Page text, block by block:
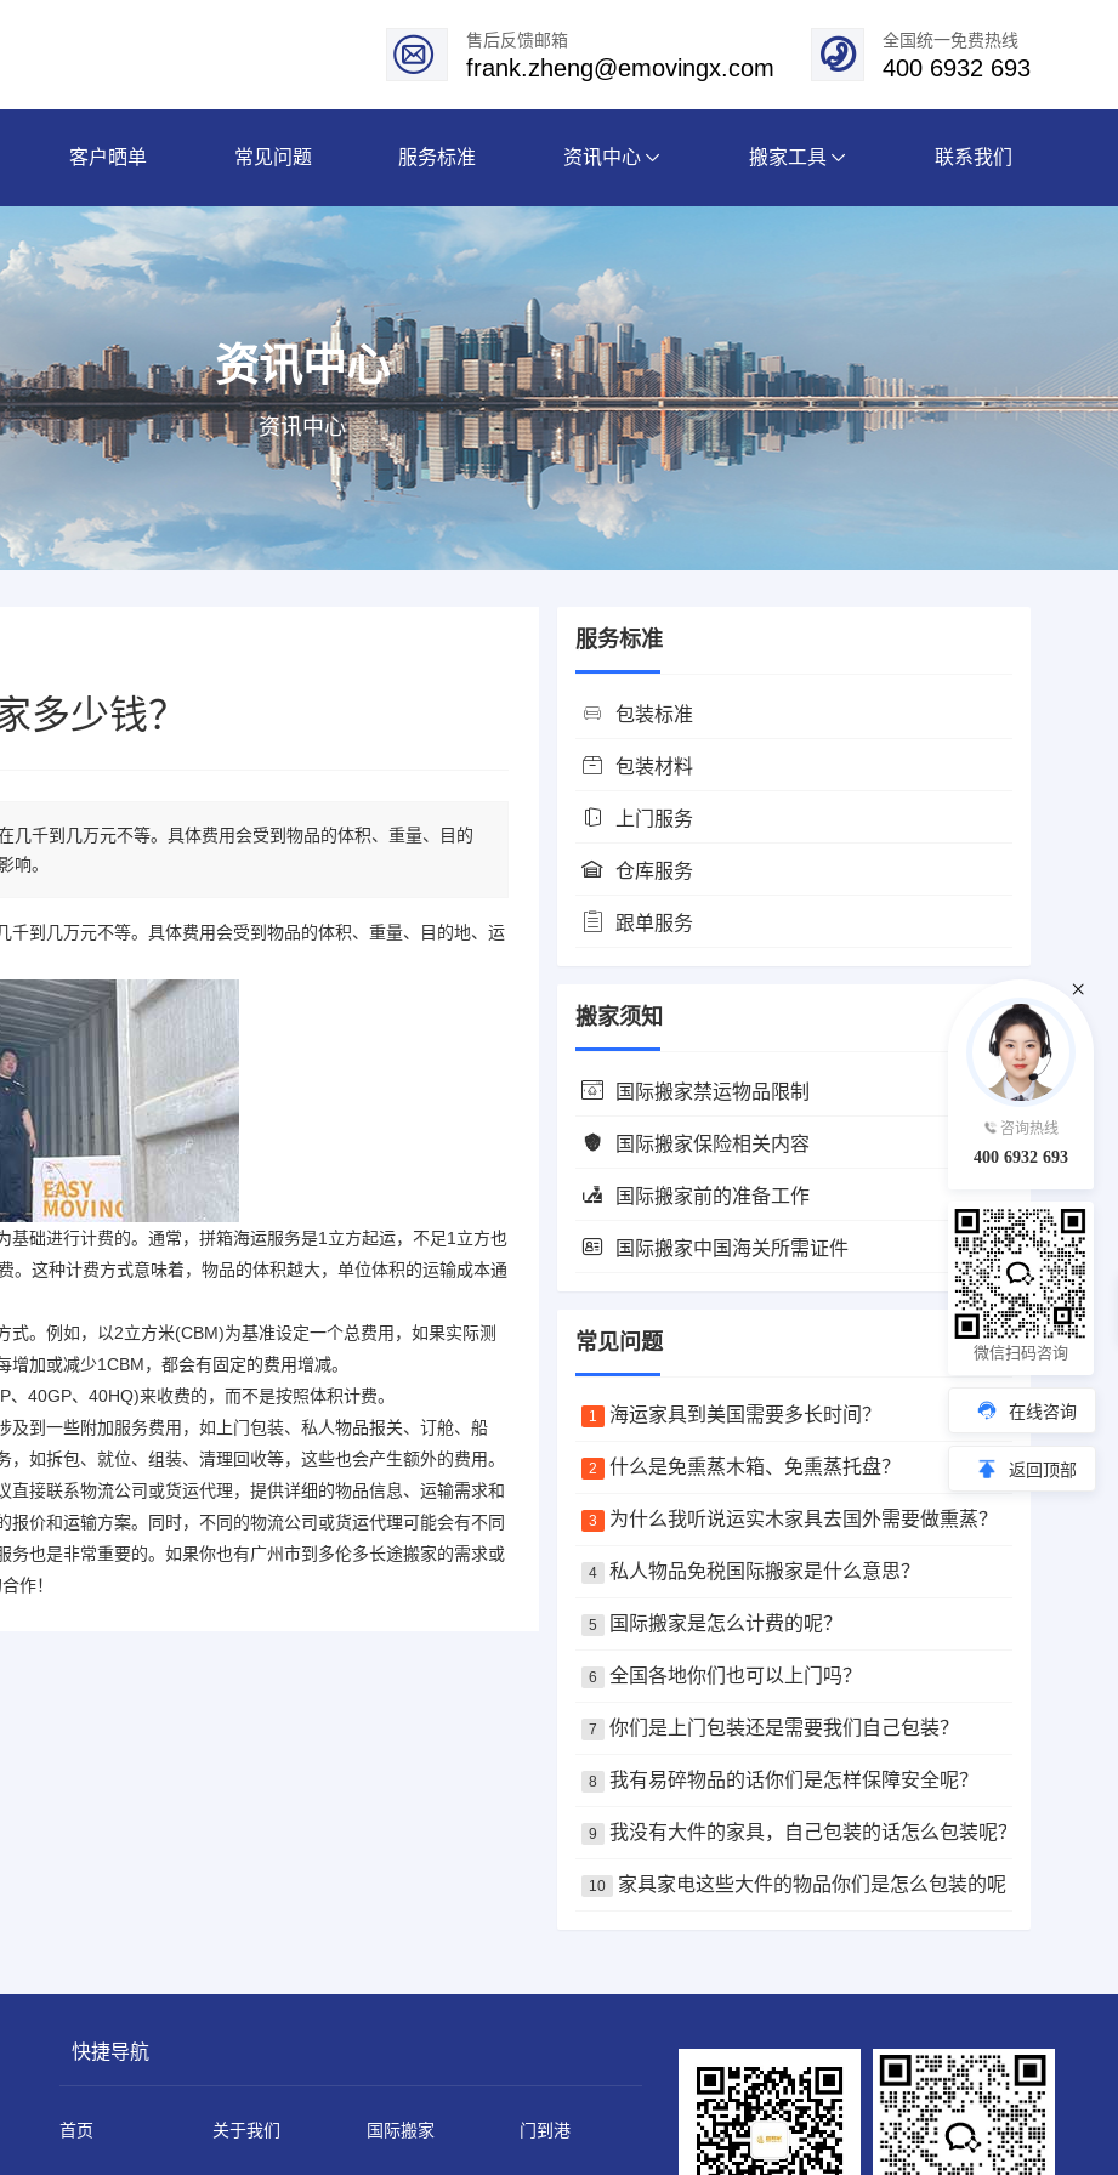
售后反馈邮箱
frank.zheng@emovingx.com
全国统一免费热线
400 6932 693
客户晒单 常见问题 服务标准 资讯中心 搬家工具 联系我们
资讯中心
资讯中心
多少钱？
几千到几万元不等。具体费用会受到物品的体积、重量、目的
响。
到几万元不等。具体费用会受到物品的体积、重量、目的地、运
础进行计费的。通常，拼箱海运服务是1立方起运，不足1立方也
。这种计费方式意味着，物品的体积越大，单位体积的运输成本通
。例如，以2立方米(CBM)为基准设定一个总费用，如果实际测
加或减少1CBM，都会有固定的费用增减。
、40HQ)来收费的，而不是按照体积计费。
到一些附加服务费用，如上门包装、私人物品报关、订舱、船
如拆包、就位、组装、清理回收等，这些也会产生额外的费用。
接联系物流公司或货运代理，提供详细的物品信息、运输需求和
报价和运输方案。同时，不同的物流公司或货运代理可能会有不同
也是非常重要的。如果你也有广州市到多伦多长途搬家的需求或
作！
服务标准
包装标准
包装材料
上门服务
仓库服务
跟单服务
搬家须知
国际搬家禁运物品限制
国际搬家保险相关内容
国际搬家前的准备工作
国际搬家中国海关所需证件
常见问题
1 海运家具到美国需要多长时间？
2 什么是免熏蒸木箱、免熏蒸托盘？
3 为什么我听说运实木家具去国外需要做熏蒸？
4 私人物品免税国际搬家是什么意思？
5 国际搬家是怎么计费的呢？
6 全国各地你们也可以上门吗？
7 你们是上门包装还是需要我们自己包装？
8 我有易碎物品的话你们是怎样保障安全呢？
9 我没有大件的家具，自己包装的话怎么包装呢？
10 家具家电这些大件的物品你们是怎么包装的呢？
快捷导航
首页 关于我们 国际搬家 门到港
咨询热线
400 6932 693
微信扫码咨询
在线咨询
返回顶部